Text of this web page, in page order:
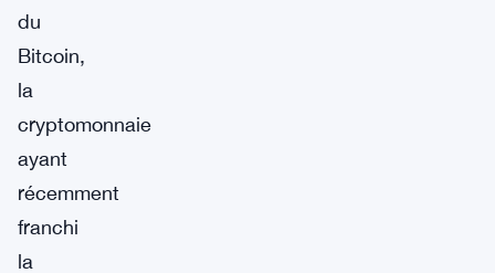
du
Bitcoin,
la
cryptomonnaie
ayant
récemment
franchi
la